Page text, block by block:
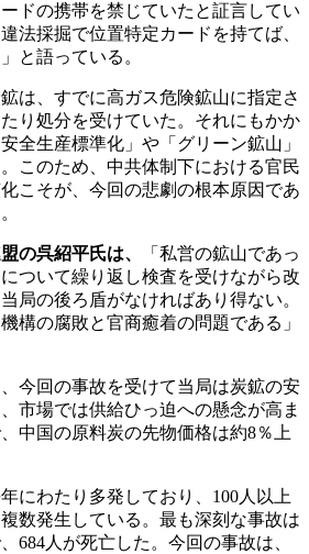
ドの携帯を禁じていたと証言してい
法採掘で位置特定カードを持てば、
と語っている。
は、すでに高ガス危険鉱山に指定さ
り処分を受けていた。それにもかか
全生産標準化」や「グリーン鉱山」
このため、中共体制下における官民
こそが、今回の悲劇の根本原因であ
の呉紹平氏は、
「私営の鉱山であっ
ついて繰り返し検査を受けながら改
局の後ろ盾がなければあり得ない。
構の腐敗と官商癒着の問題である」
今回の事故を受けて当局は炭鉱の安
市場では供給ひっ迫への懸念が高ま
中国の原料炭の先物価格は約8％上
にわたり多発しており、100人以上
数発生している。最も深刻な事故は
684人が死亡した。今回の事故は、